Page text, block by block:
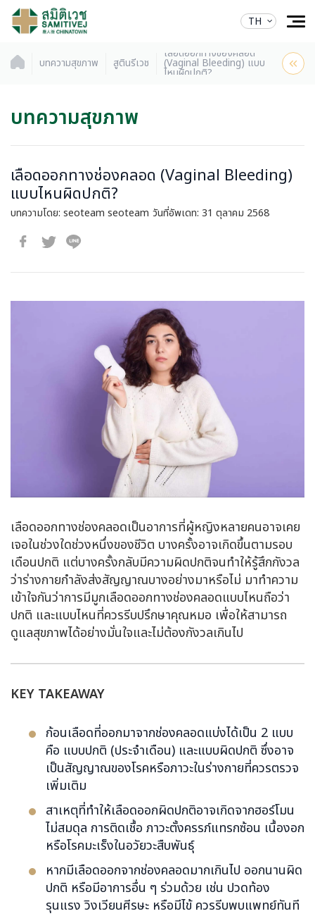
TH
บทความสุขภาพ สูตินรีเวช
เลือดออกทางช่องคลอด
(Vaginal Bleeding) แบบ
ไหนผิดปกติ?
บทความสุขภาพ
เลือดออกทางช่องคลอด (Vaginal Bleeding)
แบบไหนผิดปกติ?
บทความโดย: seoteam seoteam วันที่อัพเดท: 31 ตุลาคม 2568
เลือดออกทางช่องคลอดเป็นอาการที่ผู้หญิงหลายคนอาจเคย
เจอในช่วงใดช่วงหนึ่งของชีวิต บางครั้งอาจเกิดขึ้นตามรอบ
เดือนปกติ แต่บางครั้งกลับมีความผิดปกติจนทำให้รู้สึกกังวล
ว่าร่างกายกำลังส่งสัญญาณบางอย่างมาหรือไม่ มาทำความ
เข้าใจกันว่าการมีมูกเลือดออกทางช่องคลอดแบบไหนถือว่า
ปกติ และแบบไหนที่ควรรีบปรึกษาคุณหมอ เพื่อให้สามารถ
ดูแลสุขภาพได้อย่างมั่นใจและไม่ต้องกังวลเกินไป
KEY TAKEAWAY
ก้อนเลือดที่ออกมาจากช่องคลอดแบ่งได้เป็น 2 แบบ
คือ แบบปกติ (ประจำเดือน) และแบบผิดปกติ ซึ่งอาจ
เป็นสัญญาณของโรคหรือภาวะในร่างกายที่ควรตรวจ
เพิ่มเติม
สาเหตุที่ทำให้เลือดออกผิดปกติอาจเกิดจากฮอร์โมน
ไม่สมดุล การติดเชื้อ ภาวะตั้งครรภ์แทรกซ้อน เนื้องอก
หรือโรคมะเร็งในอวัยวะสืบพันธุ์
หากมีเลือดออกจากช่องคลอดมากเกินไป ออกนานผิด
ปกติ หรือมีอาการอื่น ๆ ร่วมด้วย เช่น ปวดท้อง
รุนแรง วิงเวียนศีรษะ หรือมีไข้ ควรรีบพบแพทย์ทันที